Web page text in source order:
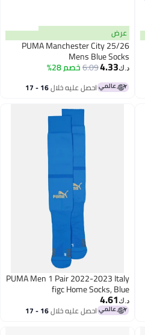
عرض
PUMA Manchester City 25/26
Mens Blue Socks
د.ك‏4.33
6.09خصم 28%
احصل عليه خلال 16 - 17
PUMA Men 1 Pair 2022-2023 Italy
figc Home Socks, Blue
د.ك‏4.61
احصل عليه خلال 16 - 17